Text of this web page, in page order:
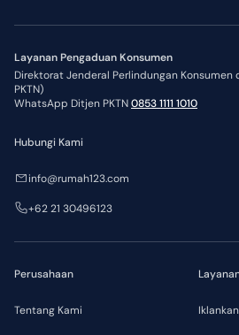
Layanan Pengaduan Konsumen
Direktorat Jenderal Perlindungan Konsumen
PKTN)
WhatsApp Ditjen PKTN0853 1111 1010
Perusahaan
Tentang Kami
Hubungi Kami
info@rumah123.com
+62 21 30496123